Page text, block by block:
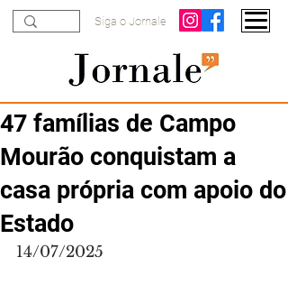
Siga o Jornale
47 famílias de Campo
Mourão conquistam a
casa própria com apoio do
Estado
14/07/2025